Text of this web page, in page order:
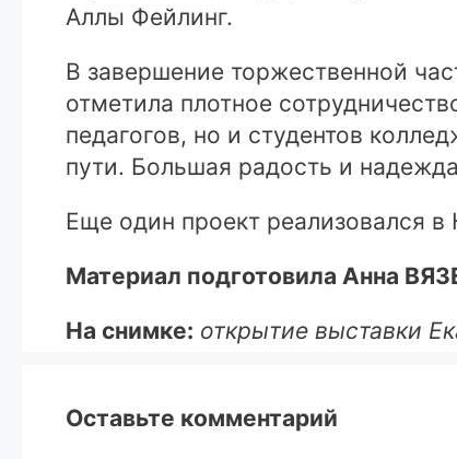
Аллы Фейлинг.
В завершение торжественной
отметила плотное
педагогов, но и студентов
пути. Большая радость и
Еще один проект реализовался
Материал подготовила Анна
На снимке: открытие выставки
Оставьте комментарий